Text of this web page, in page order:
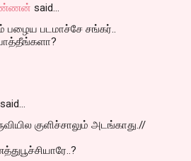
said…
படமாச்சே சங்கர்..
said…
குளிச்சாலும் அடங்காது.//